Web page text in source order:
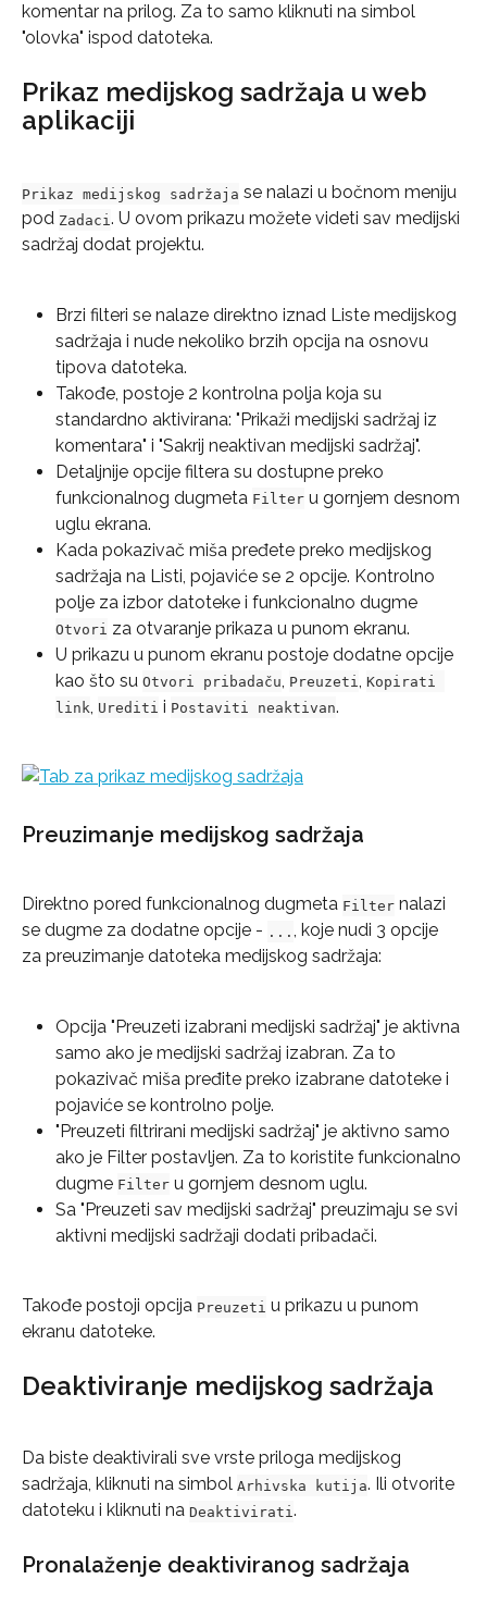
komentar na prilog. Za to samo kliknuti na simbol
"olovka" ispod datoteka.
Prikaz medijskog sadržaja u web
aplikaciji
Prikaz medijskog sadržaja se nalazi u bočnom meniju
pod Zadaci . U ovom prikazu možete videti sav medijski
sadržaj dodat projektu.
Brzi filteri se nalaze direktno iznad Liste medijskog
sadržaja i nude nekoliko brzih opcija na osnovu
tipova datoteka.
Takođe, postoje 2 kontrolna polja koja su
standardno aktivirana: "Prikaži medijski sadržaj iz
komentara" i "Sakrij neaktivan medijski sadržaj".
Detaljnije opcije filtera su dostupne preko
funkcionalnog dugmeta Filter u gornjem desnom
uglu ekrana.
Kada pokazivač miša pređete preko medijskog
sadržaja na Listi, pojaviće se 2 opcije. Kontrolno
polje za izbor datoteke i funkcionalno dugme
Otvori za otvaranje prikaza u punom ekranu.
U prikazu u punom ekranu postoje dodatne opcije
kao što su Otvori pribadaču, Preuzeti , Kopirati
link, Urediti i Postaviti neaktivan.
Preuzimanje medijskog sadržaja
Direktno pored funkcionalnog dugmeta Filter nalazi
se dugme za dodatne opcije - ... , koje nudi 3 opcije
za preuzimanje datoteka medijskog sadržaja:
Opcija "Preuzeti izabrani medijski sadržaj" je aktivna
samo ako je medijski sadržaj izabran. Za to
pokazivač miša pređite preko izabrane datoteke i
pojaviće se kontrolno polje.
"Preuzeti filtrirani medijski sadržaj" je aktivno samo
ako je Filter postavljen. Za to koristite funkcionalno
dugme Filter u gornjem desnom uglu.
Sa "Preuzeti sav medijski sadržaj" preuzimaju se svi
aktivni medijski sadržaji dodati pribadači.
Takođe postoji opcija Preuzeti u prikazu u punom
ekranu datoteke.
Deaktiviranje medijskog sadržaja
Da biste deaktivirali sve vrste priloga medijskog
sadržaja, kliknuti na simbol Arhivska kutija. Ili otvorite
datoteku i kliknuti na Deaktivirati .
Pronalaženje deaktiviranog sadržaja